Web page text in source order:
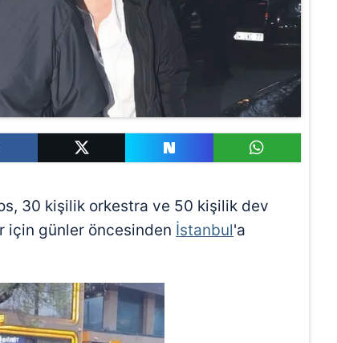
30 kişilik orkestra ve 50 kişilik dev
için günler öncesinden İstanbul'a